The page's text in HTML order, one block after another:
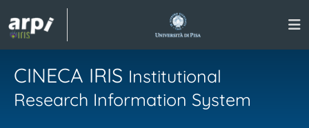
CINECA IRIS Institutional
Research Information System